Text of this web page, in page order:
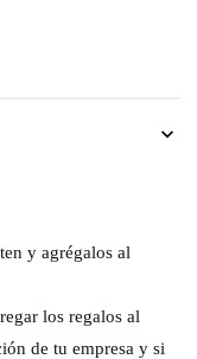
y agrégalos al
los regalos al
de tu empresa y si